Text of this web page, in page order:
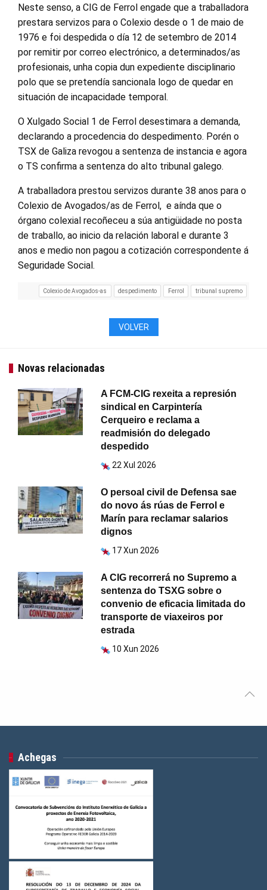
Neste senso, a CIG de Ferrol engade que a traballadora
prestara servizos para o Colexio desde o 1 de maio de
1976 e foi despedida o día 12 de setembro de 2014
por remitir por correo electrónico, a determinados/as
profesionais, unha copia dun expediente disciplinario
polo que se pretendía sancionala logo de quedar en
situación de incapacidade temporal.
O Xulgado Social 1 de Ferrol desestimara a demanda,
declarando a procedencia do despedimento. Porén o
TSX de Galiza revogou a sentenza de instancia e agora
o TS confirma a sentenza do alto tribunal galego.
A traballadora prestou servizos durante 38 anos para o
Colexio de Avogados/as de Ferrol, e aínda que o
órgano colexial recoñeceu a súa antigüidade no posta
de traballo, ao inicio da relación laboral e durante 3
anos e medio non pagou a cotización correspondente á
Seguridade Social.
Colexio de Avogados-as despedimento Ferrol tribunal supremo
VOLVER
Novas relacionadas
A FCM-CIG rexeita a represión
sindical en Carpintería
Cerqueiro e reclama a
readmisión do delegado
despedido
22 Xul 2026
O persoal civil de Defensa sae
do novo ás rúas de Ferrol e
Marín para reclamar salarios
dignos
17 Xun 2026
A CIG recorrerá no Supremo a
sentenza do TSXG sobre o
convenio de eficacia limitada do
transporte de viaxeiros por
estrada
10 Xun 2026
Achegas